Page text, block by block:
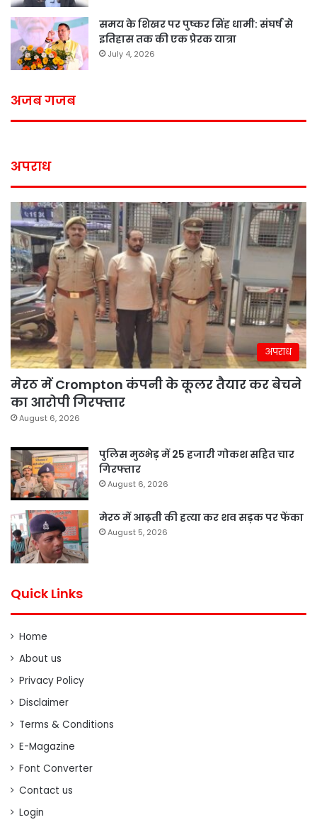
समय के शिखर पर पुष्कर सिंह धामी: संघर्ष से
इतिहास तक की एक प्रेरक यात्रा
July 4, 2026
अजब गजब
अपराध
अपराध
मेरठ में Crompton कंपनी के कूलर तैयार कर बेचने
का आरोपी गिरफ्तार
August 6, 2026
पुलिस मुठभेड़ में 25 हजारी गोकश सहित चार
गिरफ्तार
August 6, 2026
मेरठ में आढ़ती की हत्या कर शव सड़क पर फेंका
August 5, 2026
Quick Links
Home
About us
Privacy Policy
Disclaimer
Terms & Conditions
E-Magazine
Font Converter
Contact us
Login